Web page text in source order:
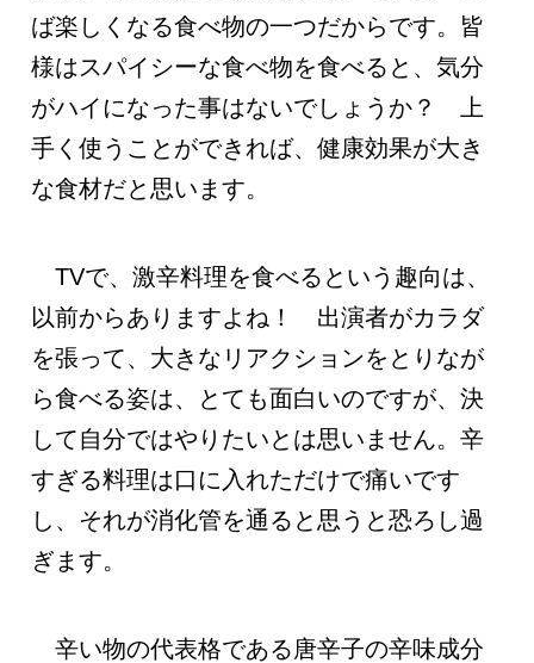
ば楽しくなる食べ物の一つだからです。皆
様はスパイシーな食べ物を食べると、気分
がハイになった事はないでしょうか？ 上
手く使うことができれば、健康効果が大き
な食材だと思います。
TVで、激辛料理を食べるという趣向は、
以前からありますよね！ 出演者がカラダ
を張って、大きなリアクションをとりなが
ら食べる姿は、とても面白いのですが、決
して自分ではやりたいとは思いません。辛
すぎる料理は口に入れただけで痛いです
し、それが消化管を通ると思うと恐ろし過
ぎます。
辛い物の代表格である唐辛子の辛味成分